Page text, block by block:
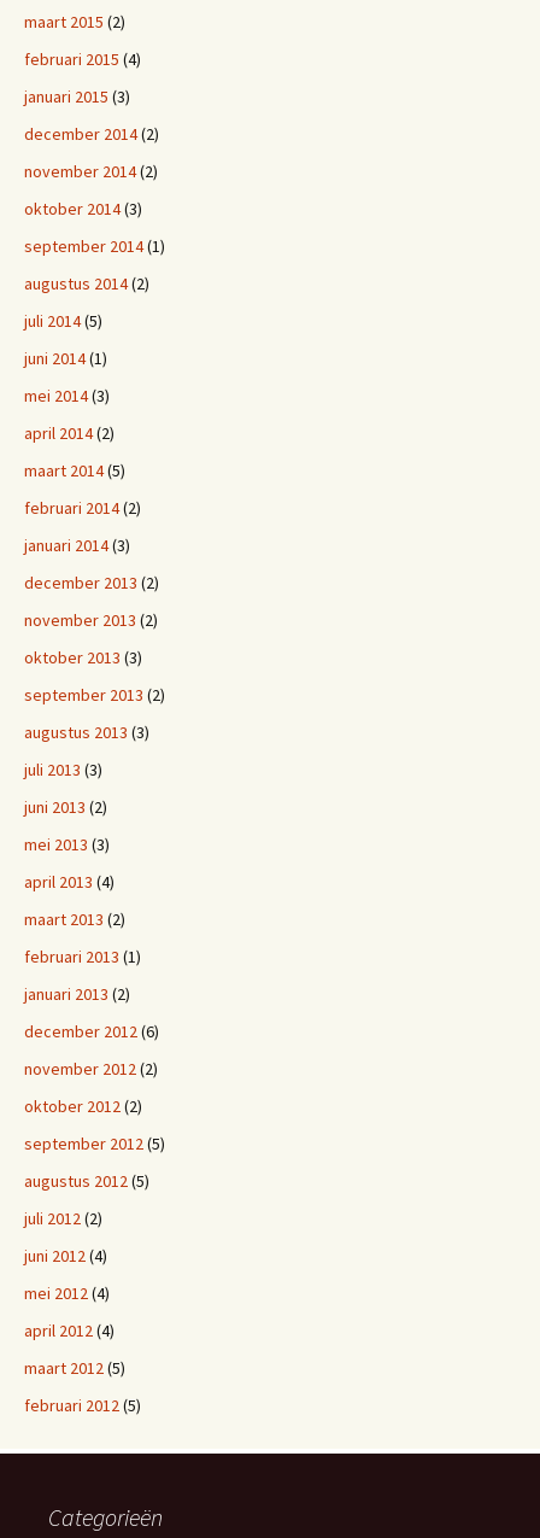
maart 2015 (2)
februari 2015 (4)
januari 2015 (3)
december 2014(2)
november 2014(2)
oktober 2014(3)
september 2014(1)
augustus 2014(2)
juli 2014(5)
juni 2014(1)
mei 2014(3)
april 2014(2)
maart 2014(5)
februari 2014(2)
januari 2014(3)
december 2013 (2)
november 2013 (2)
oktober 2013 (3)
september 2013 (2)
augustus 2013 (3)
juli 2013 (3)
juni 2013 (2)
mei 2013 (3)
april 2013 (4)
maart 2013 (2)
februari 2013 (1)
januari 2013 (2)
december 2012(6)
november 2012(2)
oktober 2012(2)
september 2012(5)
augustus 2012(5)
juli 2012(2)
juni 2012(4)
mei 2012(4)
april 2012(4)
maart 2012(5)
februari 2012(5)
Categorieën